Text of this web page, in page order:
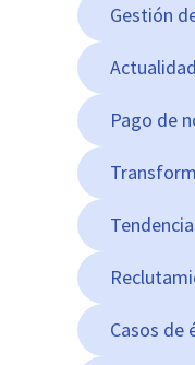
Gestión
Actualidad
Pago de
Casos de